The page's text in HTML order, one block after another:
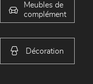
Meubles de
complément
Décoration